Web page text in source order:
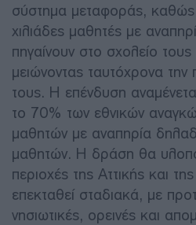
σύστημα μεταφοράς, καθώς
χιλιάδες μαθητές με
πηγαίνουν στο σχολείο
μειώνοντας ταυτόχρονα την
τους. Η επένδυση
το 70% των εθνικών
μαθητών με αναπηρία
μαθητών. Η δράση θα
περιοχές της Αττικής και
επεκταθεί σταδιακά, με
νησιωτικές, ορεινές και